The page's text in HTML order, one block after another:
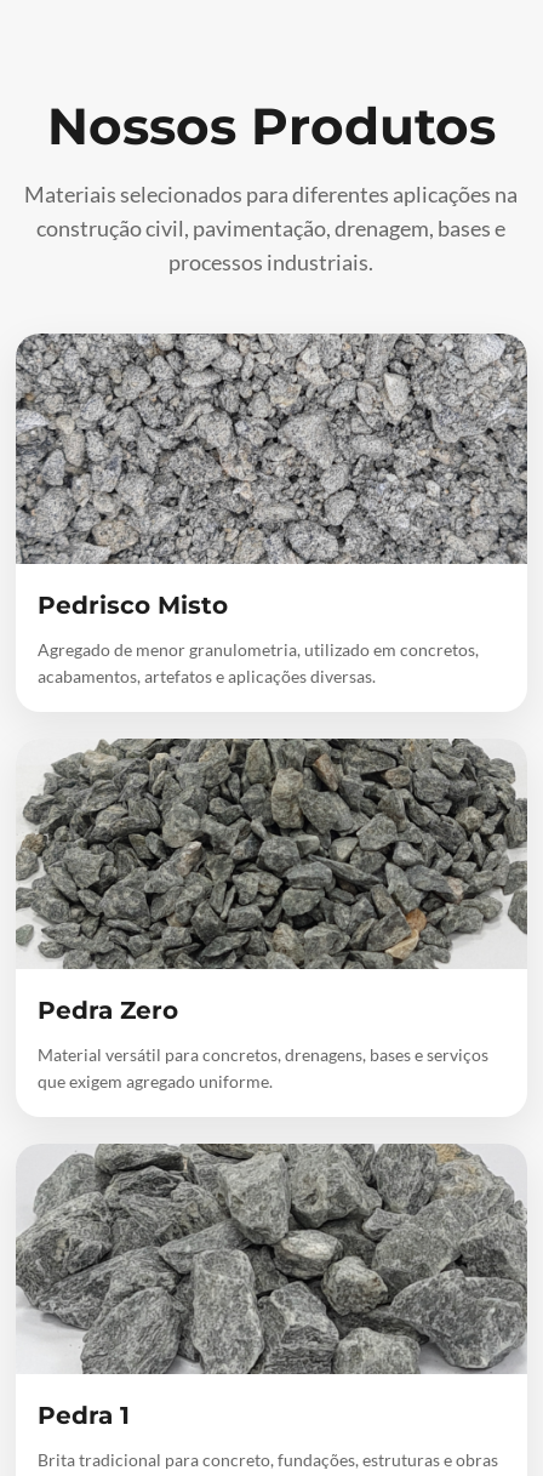
Nossos Produtos
Materiais selecionados para diferentes aplicações na
construção civil, pavimentação, drenagem, bases e
processos industriais.
Pedrisco Misto
Agregado de menor granulometria, utilizado em concretos,
acabamentos, artefatos e aplicações diversas.
Pedra Zero
Material versátil para concretos, drenagens, bases e serviços
que exigem agregado uniforme.
Pedra 1
Brita tradicional para concreto, fundações, estruturas e obras